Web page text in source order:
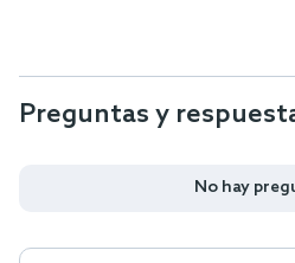
Preguntas y
No hay